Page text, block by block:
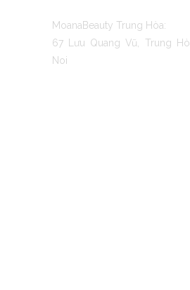
MoanaBeauty Trung Hòa:
67 Lưu Quang Vũ, Trung
Noi